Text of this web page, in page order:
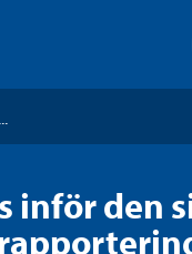
inför den